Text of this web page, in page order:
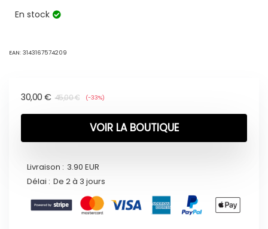
En stock
EAN: 3143167574209
45,00€
30,00 € (-33%)
VOIR LA BOUTIQUE
Livraison : 3.90 EUR
Délai : De 2 à 3 jours